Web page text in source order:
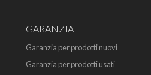
GARANZIA
Garanzia per prodotti nuovi
Garanzia per prodotti usati